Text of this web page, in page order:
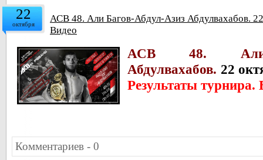
22
октября
АСВ 48. Али Багов-Абдул-Азиз Абдулвахабов.
Видео
АСВ 48. Али
Абдулвахабов. 22
Результаты турнира.
Комментариев - 0